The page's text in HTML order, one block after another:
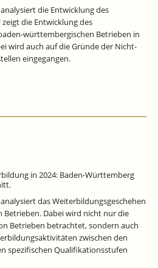
die Entwicklung des
die Entwicklung des
württembergischen Betrieben in
wird auch auf die Gründe der Nicht-
eingegangen.
in 2024: Baden-Württemberg
das Weiterbildungsgeschehen
Dabei wird nicht nur die
Betrieben betrachtet, sondern auch
zwischen den
spezifischen Qualifikationsstufen